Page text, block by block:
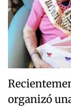
organizó